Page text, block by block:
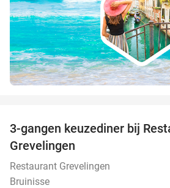
3-gangen keuzediner bij
Grevelingen
Restaurant Grevelingen
Bruinisse